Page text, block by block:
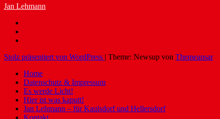
Jan Lehmann
Stolz präsentiert von WordPress | Theme: Newsup von Themeansar
Home
Datenschutz & Impressum
Es werde Licht!
Hier ist was kaputt!
Jan Lehmann – für Kaulsdorf und Hellersdorf
Kontakt